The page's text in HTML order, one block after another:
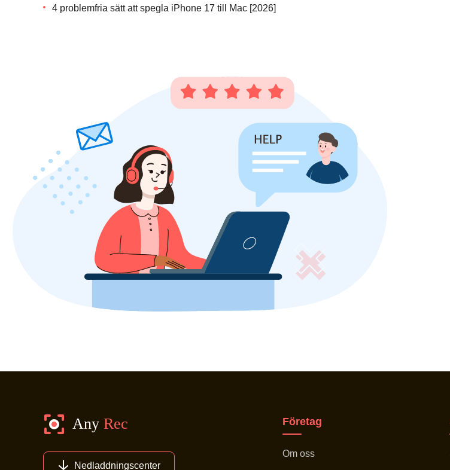
4 problemfria sätt att spegla iPhone 17 till Mac [2026]
Nedladdningscenter
Företag
Om oss